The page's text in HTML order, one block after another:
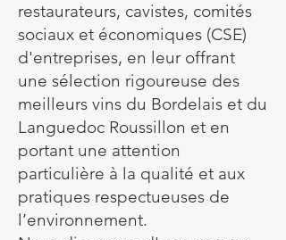
restaurateurs, cavistes, comités
sociaux et économiques (CSE)
d'entreprises, en leur offrant
une sélection rigoureuse des
meilleurs vins du Bordelais et du
Languedoc Roussillon et en
portant une attention
particulière à la qualité et aux
pratiques respectueuses de
l’environnement.